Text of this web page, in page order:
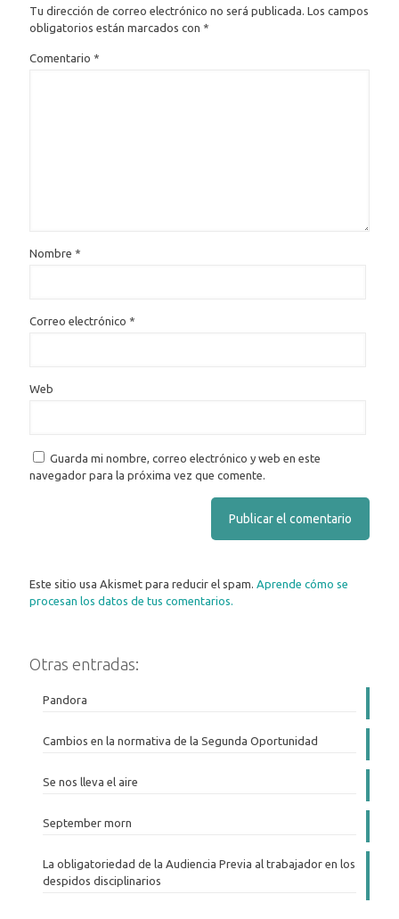
Tu dirección de correo electrónico no será publicada. Los campos
obligatorios están marcados con *
Comentario *
Nombre *
Correo electrónico *
Web
Guarda mi nombre, correo electrónico y web en este
navegador para la próxima vez que comente.
Este sitio usa Akismet para reducir el spam. Aprende cómo se
procesan los datos de tus comentarios.
Otras entradas:
Pandora
Cambios en la normativa de la Segunda Oportunidad
Se nos lleva el aire
September morn
La obligatoriedad de la Audiencia Previa al trabajador en los
despidos disciplinarios